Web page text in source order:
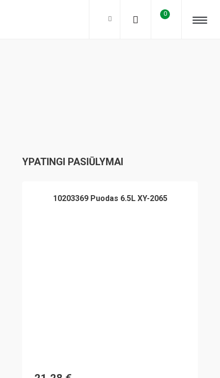
0
YPATINGI PASIŪLYMAI
10203369 Puodas 6.5L XY-2065